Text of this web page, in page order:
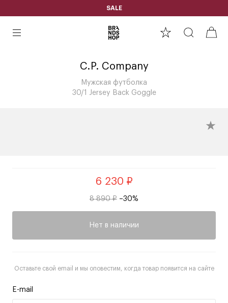
SALE
C.P. Company
Мужская футболка
30/1 Jersey Back Goggle
6 230 ₽
8 890 ₽ –30%
Нет в наличии
Оставьте свой email и мы оповестим, когда товар появится на сайте
E-mail